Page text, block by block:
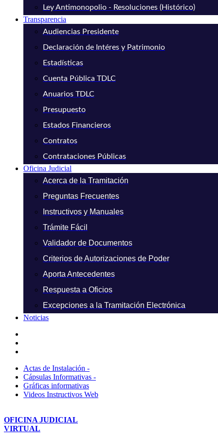
Ley Antimonopolio - Resoluciones (Histórico)
Transparencia
Audiencias Presidente
Declaración de Intéres y Patrimonio
Estadísticas
Cuenta Pública TDLC
Anuarios TDLC
Presupuesto
Estados Financieros
Contratos
Contrataciones Públicas
Oficina Judicial
Acerca de la Tramitación
Preguntas Frecuentes
Instructivos y Manuales
Trámite Fácil
Validador de Documentos
Criterios de Autorizaciones de Poder
Aporta Antecedentes
Respuesta a Oficios
Excepciones a la Tramitación Electrónica
Noticias
Actas de Instalación -
Cápsulas Informativas -
Gráficas informativas
Videos Instructivos Web
OFICINA JUDICIAL
VIRTUAL